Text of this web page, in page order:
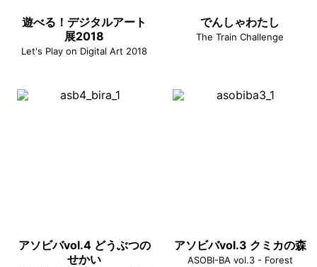
遊べる！デジタルアート
展2018
Let's Play on Digital Art 2018
でんしゃわたし
The Train Challenge
アソビバvol.4 どうぶつの
せかい
アソビバvol.3 クミカの森
ASOBI-BA vol.3 - Forest